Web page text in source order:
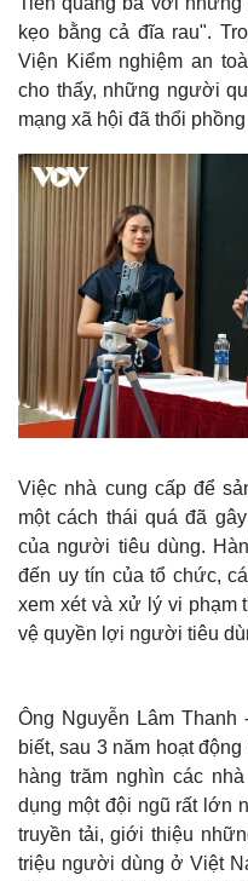
kẹo bằng cả đĩa rau".
Viện Kiểm nghiệm an
cho thấy, những người
mạng xã hội đã thổi
Việc nhà cung cấp để
một cách thái quá đã
của người tiêu dùng.
đến uy tín của tổ chức,
xem xét và xử lý vi phạm
vệ quyền lợi người tiêu
Ông Nguyễn Lâm
biết, sau 3 năm hoạt
hàng trăm nghìn các
dụng một đội ngũ rất lớn
truyền tải, giới thiệu
triệu người dùng ở Việt